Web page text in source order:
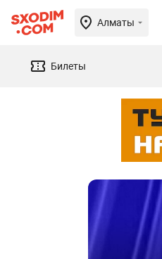
Алматы
Билеты